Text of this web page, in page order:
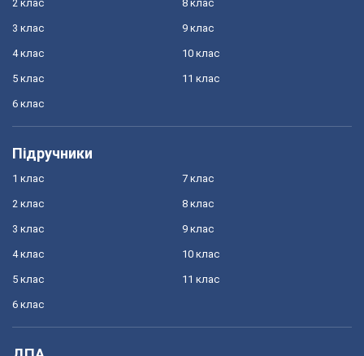
2 клас
3 клас
4 клас
5 клас
6 клас
8 клас
9 клас
10 клас
11 клас
Підручники
1 клас
2 клас
3 клас
4 клас
5 клас
6 клас
7 клас
8 клас
9 клас
10 клас
11 клас